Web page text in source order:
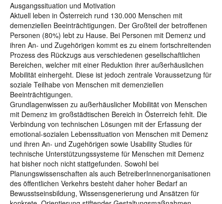
Ausgangssituation und Motivation
Aktuell leben in Österreich rund 130.000 Menschen mit
demenziellen Beeinträchtigungen. Der Großteil der betroffenen
Personen (80%) lebt zu Hause. Bei Personen mit Demenz und
ihren An- und Zugehörigen kommt es zu einem fortschreitenden
Prozess des Rückzugs aus verschiedenen gesellschaftlichen
Bereichen, welcher mit einer Reduktion ihrer außerhäuslichen
Mobilität einhergeht. Diese ist jedoch zentrale Voraussetzung für
soziale Teilhabe von Menschen mit demenziellen
Beeinträchtigungen.
Grundlagenwissen zu außerhäuslicher Mobilität von Menschen
mit Demenz im großstädtischen Bereich in Österreich fehlt. Die
Verbindung von technischen Lösungen mit der Erfassung der
emotional-sozialen Lebenssituation von Menschen mit Demenz
und ihren An- und Zugehörigen sowie Usability Studies für
technische Unterstützungssysteme für Menschen mit Demenz
hat bisher noch nicht stattgefunden. Sowohl bei
Planungswissenschaften als auch BetreiberInnenorganisationen
des öffentlichen Verkehrs besteht daher hoher Bedarf an
Bewusstseinsbildung, Wissensgenerierung und Ansätzen für